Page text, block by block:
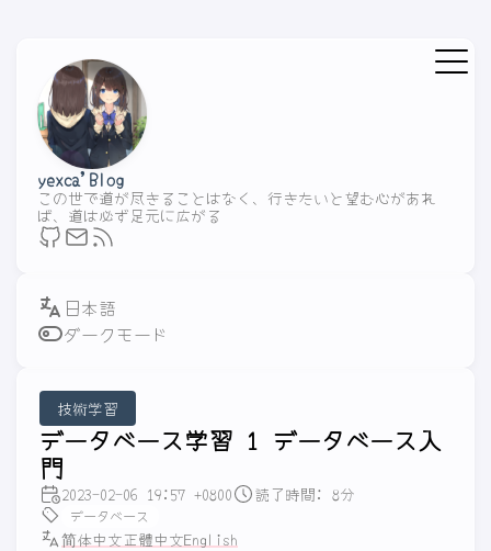
yexca'Blog
この世で道が尽きることはなく、行きたいと望む心があれ
ば、道は必ず足元に広がる
ダークモード
技術学習
データベース学習 1 データベース入
門
2023-02-06 19:57 +0800 読了時間: 8分
データベース
简体中文正體中文English